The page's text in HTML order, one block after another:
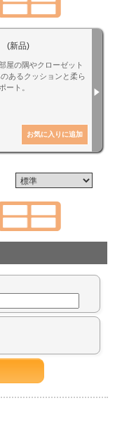
(新品)
屋の隅やクローゼット
あるクッションと柔ら
ート。